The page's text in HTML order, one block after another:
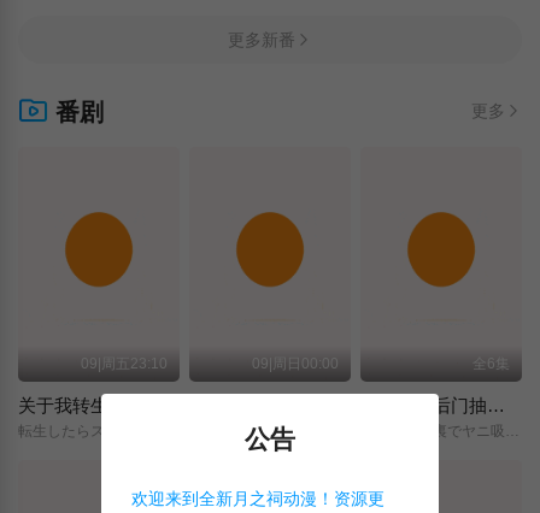
更多新番
番剧 更多
09|周五23:10 09|周日00:00 全6集
躲在超市后门抽烟的两人
公告
欢迎来到全新月之祠动漫！资源更